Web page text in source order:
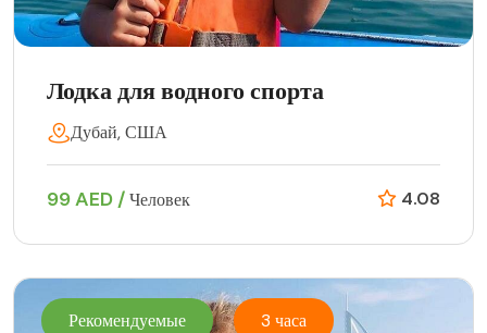
Лодка для водного спорта
Дубай, США
99 AED /Человек 4.08
Рекомендуемые 3 часа